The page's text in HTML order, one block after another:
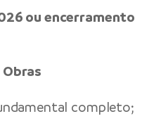
ou encerramento
Obras
completo;